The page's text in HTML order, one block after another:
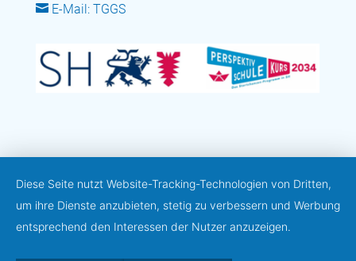
 E-Mail: TGGS
Diese Seite nutzt Website-Tracking-Technologien von Dritten,
um ihre Dienste anzubieten, stetig zu verbessern und Werbung
entsprechend den Interessen der Nutzer anzuzeigen.